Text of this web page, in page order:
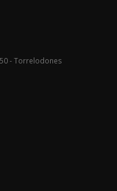
- Torrelodones